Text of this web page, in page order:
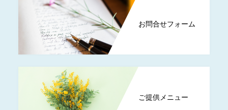
お問合せフォーム
ご提供メニュー